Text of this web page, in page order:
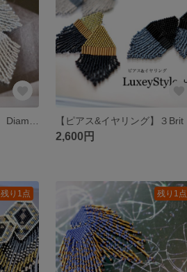
【ピアス&イヤリング】３Brit
2,600円
残り1点 残り1点